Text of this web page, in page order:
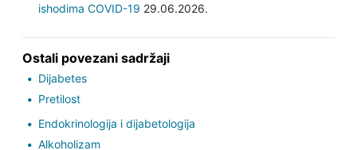
ishodima COVID-19 29.06.2026.
Ostali povezani sadržaji
Dijabetes
Pretilost
Endokrinologija i dijabetologija
Alkoholizam